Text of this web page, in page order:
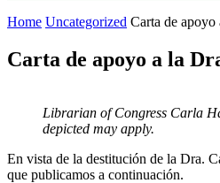
Home Uncategorized Carta de
Carta de apoyo a la
Librarian of Congress Carla
depicted may apply.
En vista de la destitución de la Dra.
que publicamos a continuación.